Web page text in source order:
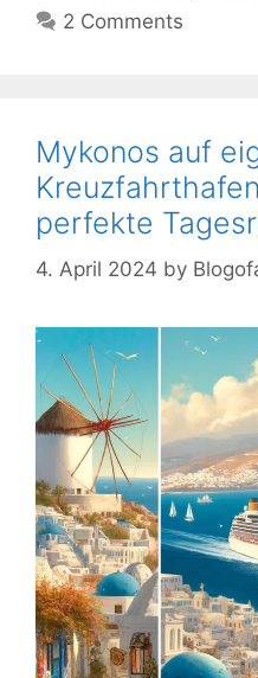
2 Comments
Mykonos auf
perfekte
4. April 2024 by